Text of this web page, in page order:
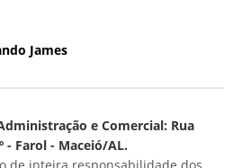
James
e Comercial: Rua
- Farol - Maceió/AL.